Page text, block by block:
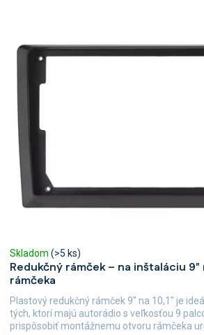
Redukčný rámček – na inštaláciu 9"
rámčeka
Skladom (>5 ks)
Plastový redukčný rámček 9" na 10,1" je
tých, ktorí majú autorádio s veľkosťou 9
prispôsobiť montážnemu otvoru rámčeka